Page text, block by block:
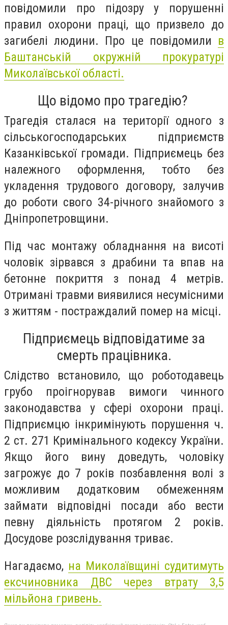
повідомили про підозру у порушенні
правил охорони праці, що призвело до
загибелі людини. Про це повідомили в
Баштанській окружній прокуратурі
Миколаївської області.
Що відомо про трагедію?
Трагедія сталася на території одного з
сільськогосподарських підприємств
Казанківської громади. Підприємець без
належного оформлення, тобто без
укладення трудового договору, залучив
до роботи свого 34-річного знайомого з
Дніпропетровщини.
Під час монтажу обладнання на висоті
чоловік зірвався з драбини та впав на
бетонне покриття з понад 4 метрів.
Отримані травми виявилися несумісними
з життям - постраждалий помер на місці.
Підприємець відповідатиме за
смерть працівника.
Слідство встановило, що роботодавець
грубо проігнорував вимоги чинного
законодавства у сфері охорони праці.
Підприємцю інкримінують порушення ч.
2 ст. 271 Кримінального кодексу України.
Якщо його вину доведуть, чоловіку
загрожує до 7 років позбавлення волі з
можливим додатковим обмеженням
займати відповідні посади або вести
певну діяльність протягом 2 років.
Досудове розслідування триває.
Нагадаємо, на Миколаївщині судитимуть
ексчиновника ДВС через втрату 3,5
мільйона гривень.